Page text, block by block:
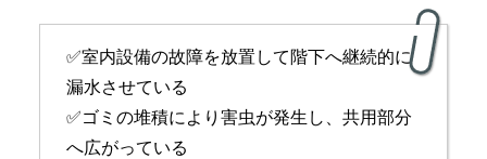
✅室内設備の故障を放置して階下へ継続的に
漏水させている
✅ゴミの堆積により害虫が発生し、共用部分
へ広がっている